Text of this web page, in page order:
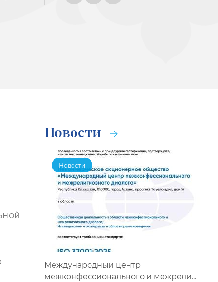
Новости
Новости
Международный центр
межконфессионального и межрели...